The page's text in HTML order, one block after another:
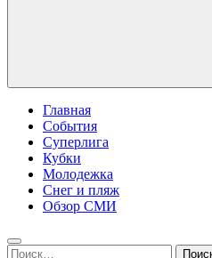
Главная
События
Суперлига
Кубки
Молодежка
Снег и пляж
Обзор СМИ
Найти: